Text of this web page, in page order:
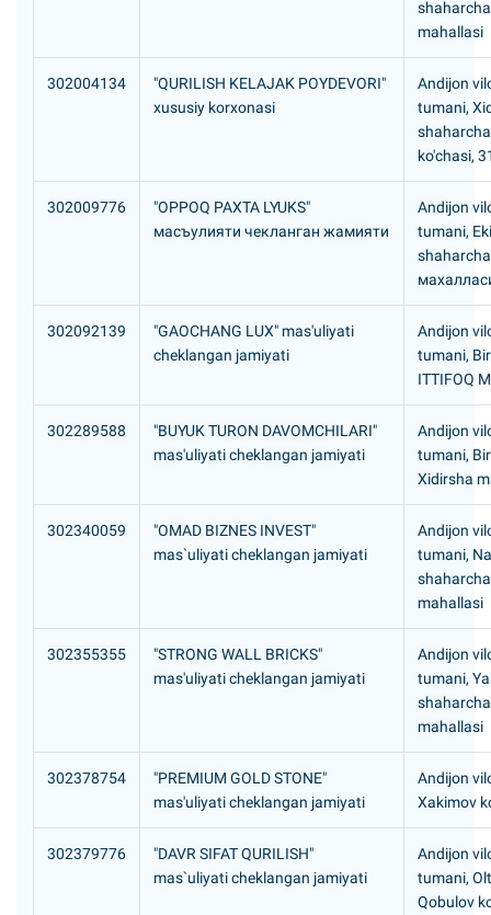
mahallasi
302004134
"QURILISH KELAJAK POYDEVORI"
xususiy korxonasi
Andijon
tumani,
ko'chasi,
302009776
"OPPOQ PAXTA LYUKS"
масъулияти чекланган жамияти
Andijon
tumani,
302092139
"GAOCHANG LUX" mas'uliyati
cheklangan jamiyati
Andijon
tumani,
ITTIFOQ
302289588
"BUYUK TURON DAVOMCHILARI"
mas'uliyati cheklangan jamiyati
Andijon
tumani,
Xidirsha
302340059
"OMAD BIZNES INVEST"
mas`uliyati cheklangan jamiyati
Andijon
tumani,
mahallasi
302355355
"STRONG WALL BRICKS"
mas'uliyati cheklangan jamiyati
Andijon
tumani,
mahallasi
302378754
"PREMIUM GOLD STONE"
mas'uliyati cheklangan jamiyati
Andijon
Xakimov
302379776
"DAVR SIFAT QURILISH"
mas`uliyati cheklangan jamiyati
Andijon
tumani,
Qobulov